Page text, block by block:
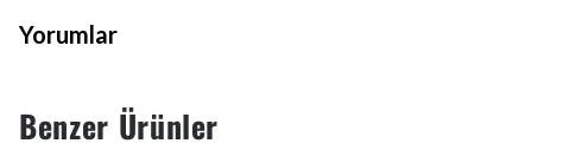
Yorumlar
Benzer Ürünler